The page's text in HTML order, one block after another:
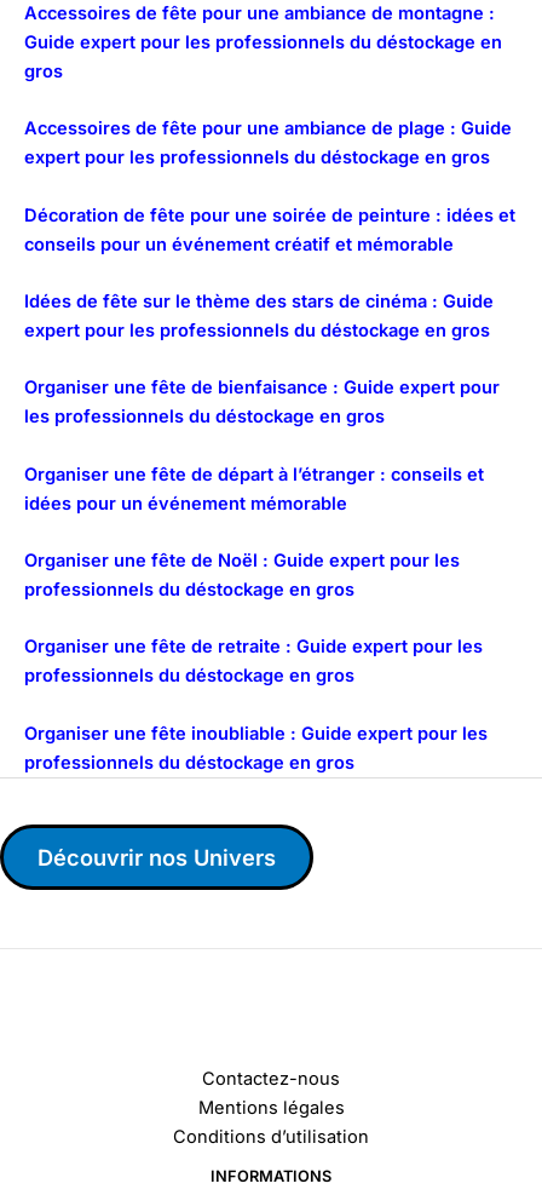
Accessoires de fête pour une ambiance de montagne :
Guide expert pour les professionnels du déstockage en
gros
Accessoires de fête pour une ambiance de plage : Guide
expert pour les professionnels du déstockage en gros
Décoration de fête pour une soirée de peinture : idées et
conseils pour un événement créatif et mémorable
Idées de fête sur le thème des stars de cinéma : Guide
expert pour les professionnels du déstockage en gros
Organiser une fête de bienfaisance : Guide expert pour
les professionnels du déstockage en gros
Organiser une fête de départ à l’étranger : conseils et
idées pour un événement mémorable
Organiser une fête de Noël : Guide expert pour les
professionnels du déstockage en gros
Organiser une fête de retraite : Guide expert pour les
professionnels du déstockage en gros
Organiser une fête inoubliable : Guide expert pour les
professionnels du déstockage en gros
Découvrir nos Univers
Contactez-nous
Mentions légales
Conditions d’utilisation
INFORMATIONS